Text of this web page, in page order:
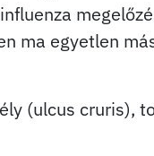
ma egyetlen
(ulcus cruris),